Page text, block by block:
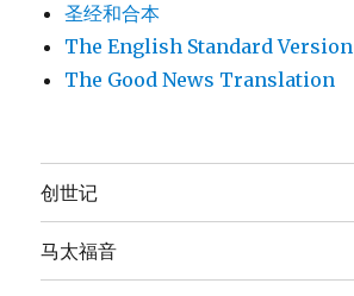
圣经和合本
The English Standard Version
The Good News Translation
创世记
马太福音